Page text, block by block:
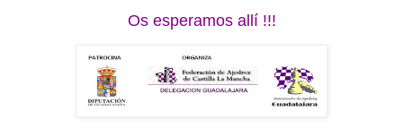
Os esperamos allí !!!